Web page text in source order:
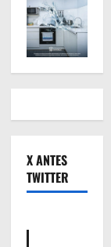
X ANTES
TWITTER